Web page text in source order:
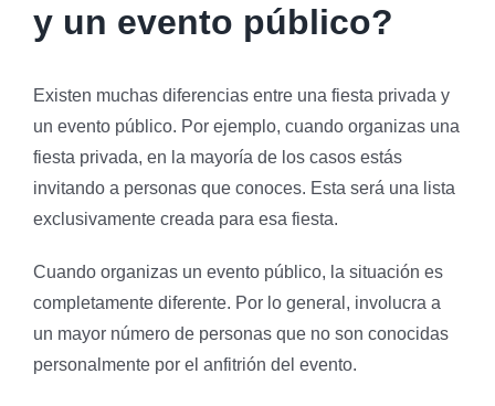
y un evento público?
Existen muchas diferencias entre una fiesta privada y
un evento público. Por ejemplo, cuando organizas una
fiesta privada, en la mayoría de los casos estás
invitando a personas que conoces. Esta será una lista
exclusivamente creada para esa fiesta.
Cuando organizas un evento público, la situación es
completamente diferente. Por lo general, involucra a
un mayor número de personas que no son conocidas
personalmente por el anfitrión del evento.